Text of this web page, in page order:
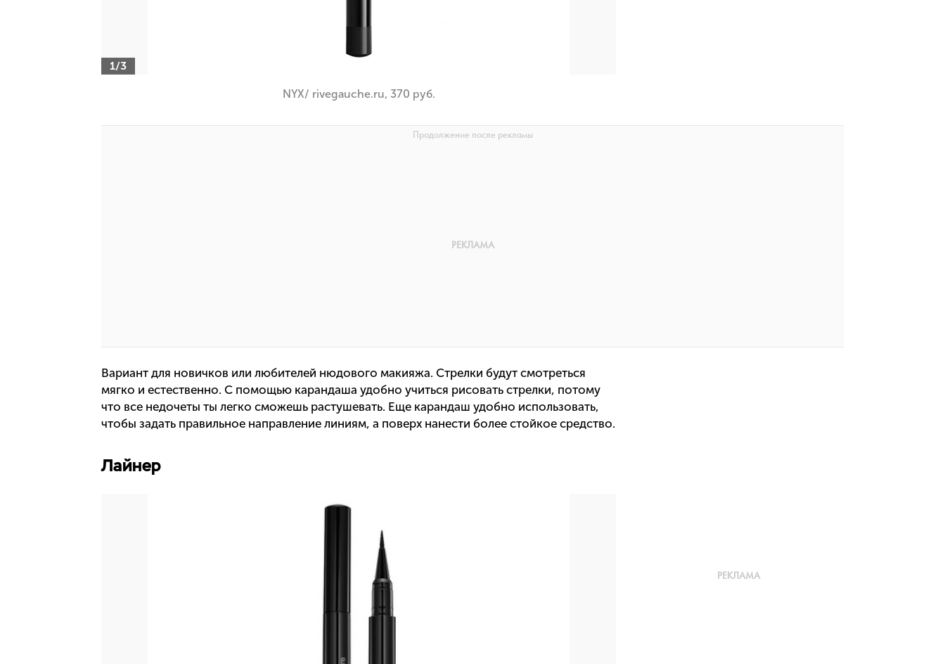
1/3
NYX/ rivegauche.ru, 370 руб.
Вариант для новичков или любителей нюдового макияжа. Стрелки будут смотреться
мягко и естественно. С помощью карандаша удобно учиться рисовать стрелки, потому
что все недочеты ты легко сможешь растушевать. Еще карандаш удобно использовать,
чтобы задать правильное направление линиям, а поверх нанести более стойкое средство.
Лайнер